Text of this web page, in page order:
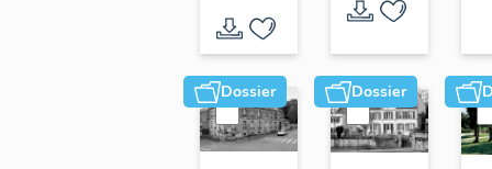
Dossier Dossier